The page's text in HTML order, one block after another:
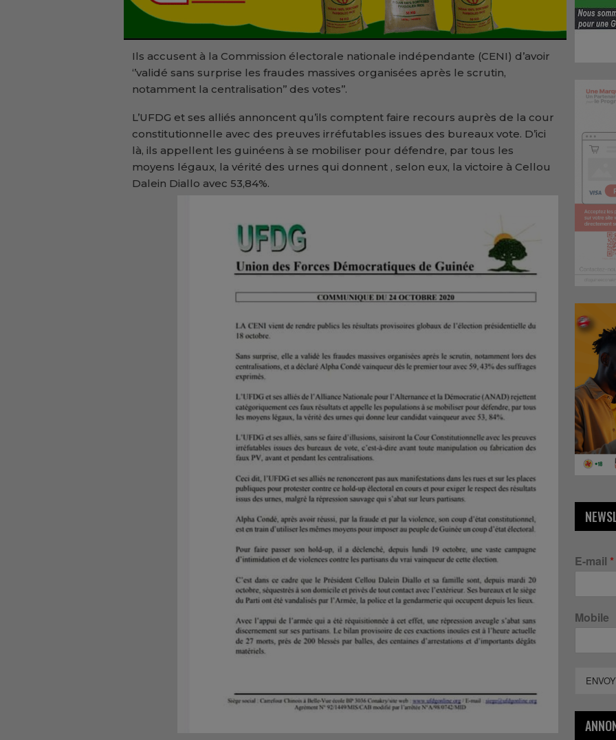
Ils accusent à la Commission électorale nationale indépendante (CENI) d’avoir
‘’validé sans surprise les fraudes massives organisées après le scrutin,
notamment la centralisation’’ des votes’’.
L’UFDG et ses alliés annoncent qu’ils comptent faire recours auprès de la cour
constitutionnelle avec des preuves irréfutables issues des bureaux vote. D’ici
là, ils appellent les guinéens à se mobiliser pour défendre, par tous les
moyens légaux, la vérité des urnes qui donnent , selon eux, la victoire à Cellou
Dalein Diallo avec 53,84%.
E-mail *
Mobile